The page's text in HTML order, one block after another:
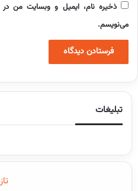
ذخیره نام، ایمیل و وبسایت من در
می‌نویسم.
تبلیغات